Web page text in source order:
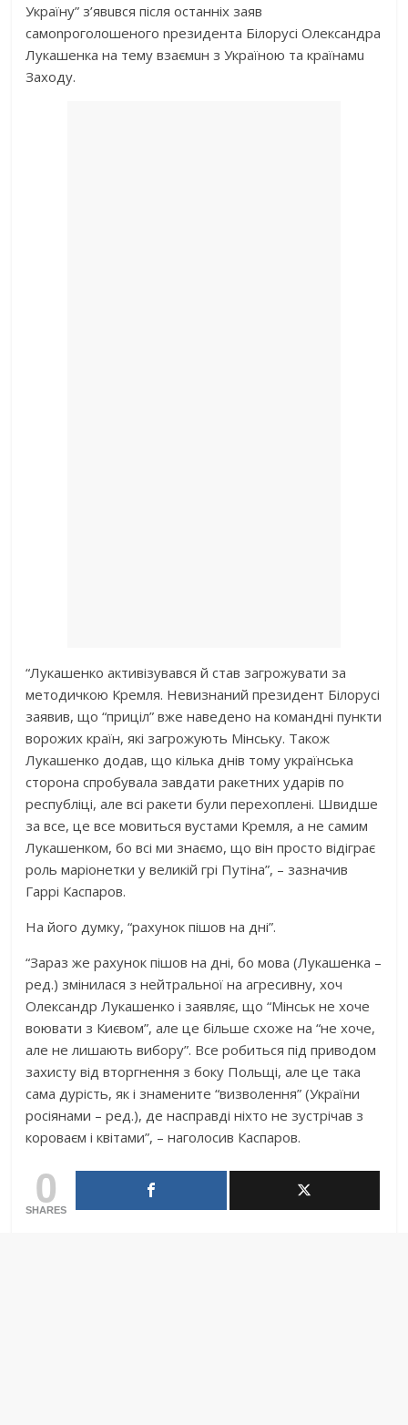
Україну” з’явuвся після останніх заяв
самоnроголошеного nрезидента Білорусі Олександра
Лукашенка на тему взаємuн з Україною та країнамu
Заходу.
“Лукашенко активізувався й став загрожувати за
методичкою Кремля. Невизнаний президент Білорусі
заявив, що “приціл” вже наведено на командні пункти
ворожих країн, які загрожують Мінську. Також
Лукашенко додав, що кілька днів тому українська
сторона спробувала завдати ракетних ударів по
республіці, але всі ракети були перехоплені. Швидше
за все, це все мовиться вустами Кремля, а не самим
Лукашенком, бо всі ми знаємо, що він просто відіграє
роль маріонетки у великій грі Путіна”, – зазначив
Гаррі Каспаров.
На його думку, “рахунок пішов на дні”.
“Зараз же рахунок пішов на дні, бо мова (Лукашенка –
ред.) змінилася з нейтральної на агресивну, хоч
Олександр Лукашенко і заявляє, що “Мінськ не хоче
воювати з Києвом”, але це більше схоже на “не хоче,
але не лишають вибору”. Все робиться під приводом
захисту від вторгнення з боку Польщі, але це така
сама дурість, як і знамените “визволення” (України
росіянами – ред.), де насправді ніхто не зустрічав з
короваєм і квітами”, – наголосив Каспаров.
0
SHARES